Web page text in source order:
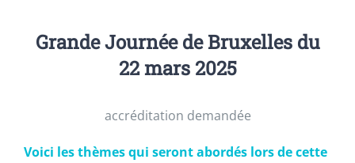
Grande Journée de Bruxelles du
22 mars 2025
accréditation demandée
Voici les thèmes qui seront abordés lors de cette